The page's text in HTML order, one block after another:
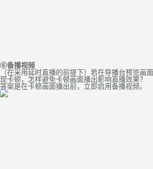
⑥备播视频
（在采用延时直播的前提下）若在导播台预览画
现卡顿，怎样避免卡顿画面播出影响直播效果？
答案是在卡顿画面播出前，立即启用备播视频。